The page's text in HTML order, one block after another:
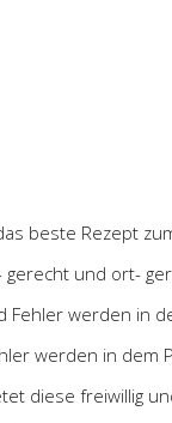
beste Rezept
und ort-
werden in
werden in
diese freiwillig